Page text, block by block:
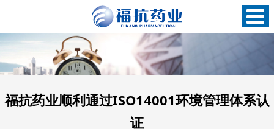
福抗药业顺利通过ISO14001环境管理体系认
证